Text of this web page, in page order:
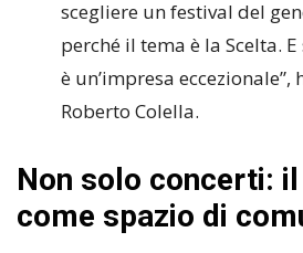
scegliere un festival del
perché il tema è la Scelta.
è un’impresa
Roberto Colella.
Non solo concerti:
come spazio di